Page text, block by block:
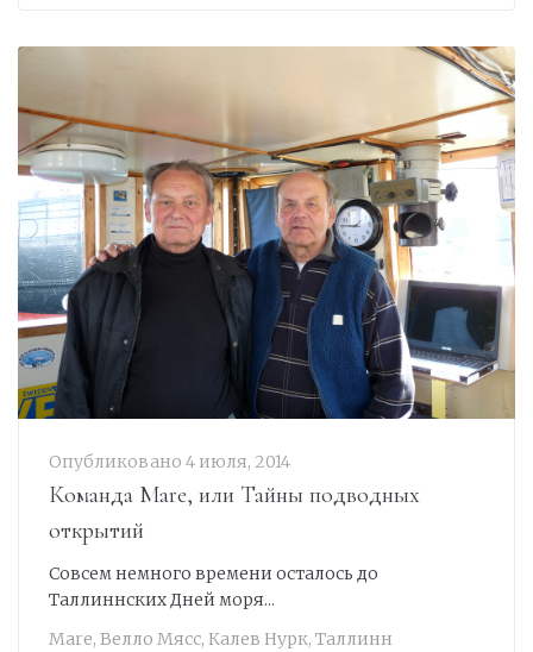
Опубликовано 4 июля, 2014
Команда Mare, или Тайны подводных
открытий
Совсем немного времени осталось до
Таллиннских Дней моря...
Mare, Велло Мясс, Калев Нурк, Таллинн